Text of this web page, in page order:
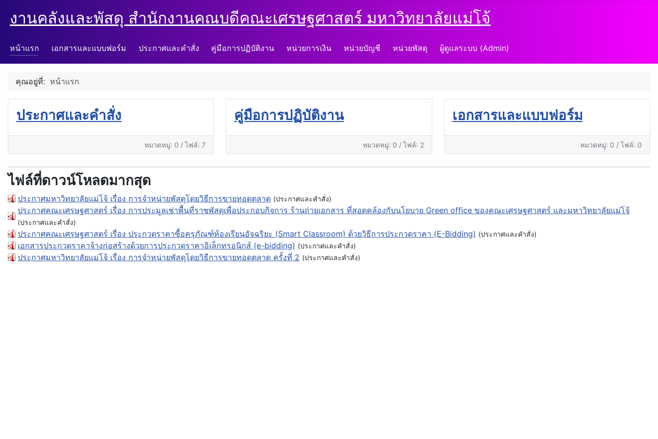
งานคลังและพัสดุ สำนักงานคณบดีคณะเศรษฐศาสตร์ มหาวิทยาลัยแม่โจ้
หน้าแรก เอกสารและแบบฟอร์ม ประกาศและคำสั่ง คู่มือการปฏิบัติงาน หน่วยการเงิน หน่วยบัญชี หน่วยพัสดุ ผู้ดูแลระบบ (Admin)
คุณอยู่ที่: หน้าแรก
ประกาศและคำสั่ง
หมวดหมู่: 0 /ไฟล์: 7
คู่มือการปฏิบัติงาน
หมวดหมู่: 0 /ไฟล์: 2
เอกสารและแบบฟอร์ม
หมวดหมู่: 0 /ไฟล์: 0
ไฟล์ที่ดาวน์โหลดมากสุด
ประกาศมหาวิทยาลัยแม่โจ้ เรื่อง การจำหน่ายพัสดุโดยวิธีการขายทอดตลาด (ประกาศและคำสั่ง)
ประกาศคณะเศรษฐศาสตร์ เรื่อง การประมูลเช่าพื้นที่ราชพัสดุเพื่อประกอบกิจการ ร้านถ่ายเอกสาร ที่สอดคล้องกับนโยบาย Green office ของคณะเศรษฐศาสตร์ และมหาวิทยาลัยแม่โจ้
(ประกาศและคำสั่ง)
ประกาศคณะเศรษฐศาสตร์ เรื่อง ประกวดราคาซื้อครุภัณฑ์ห้องเรียนอัจฉริยะ (Smart Classroom) ด้วยวิธีการประกวดราคา (E-Bidding) (ประกาศและคำสั่ง)
เอกสารประกวดราคาจ้างก่อสร้างด้วยการประกวดราคาอิเล็กทรอนิกส์ (e-bidding) (ประกาศและคำสั่ง)
ประกาศมหาวิทยาลัยแม่โจ้ เรื่อง การจำหน่ายพัสดุโดยวิธีการขายทอดตลาด ครั้งที่ 2 (ประกาศและคำสั่ง)